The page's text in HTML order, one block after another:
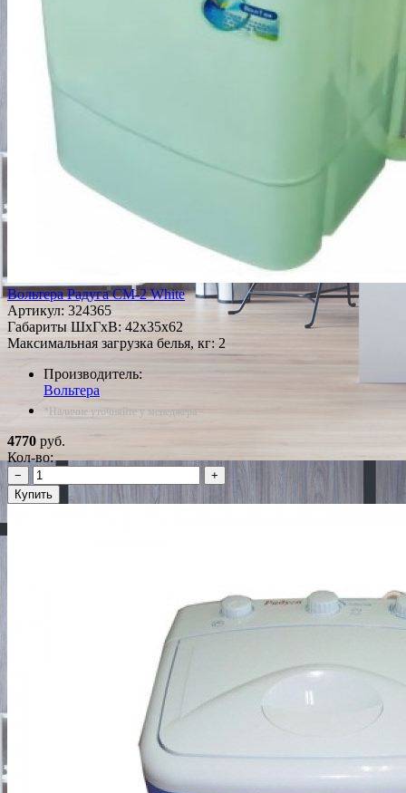
Вольтера Радуга СМ-2 White
Артикул: 324365
Габариты ШxГxВ: 42x35x62
Максимальная загрузка белья, кг: 2
Производитель:
Вольтера
*Наличие уточняйте у менеджера
4770 руб.
Кол-во:
−
+
Купить